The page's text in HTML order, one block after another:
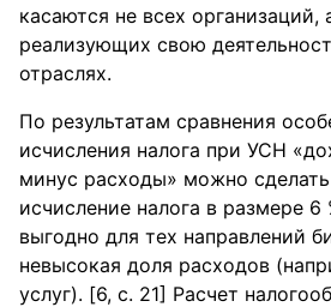
касаются не всех организаций,
реализующих свою
отраслях.
По результатам сравнения
исчисления налога при УСН
минус расходы» можно
исчисление налога в размере 6
выгодно для тех направлений
невысокая доля расходов
услуг). [6, с. 21] Расчет